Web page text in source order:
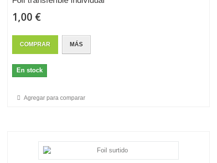
1,00 €
COMPRAR MÁS
En stock
Agregar para comparar